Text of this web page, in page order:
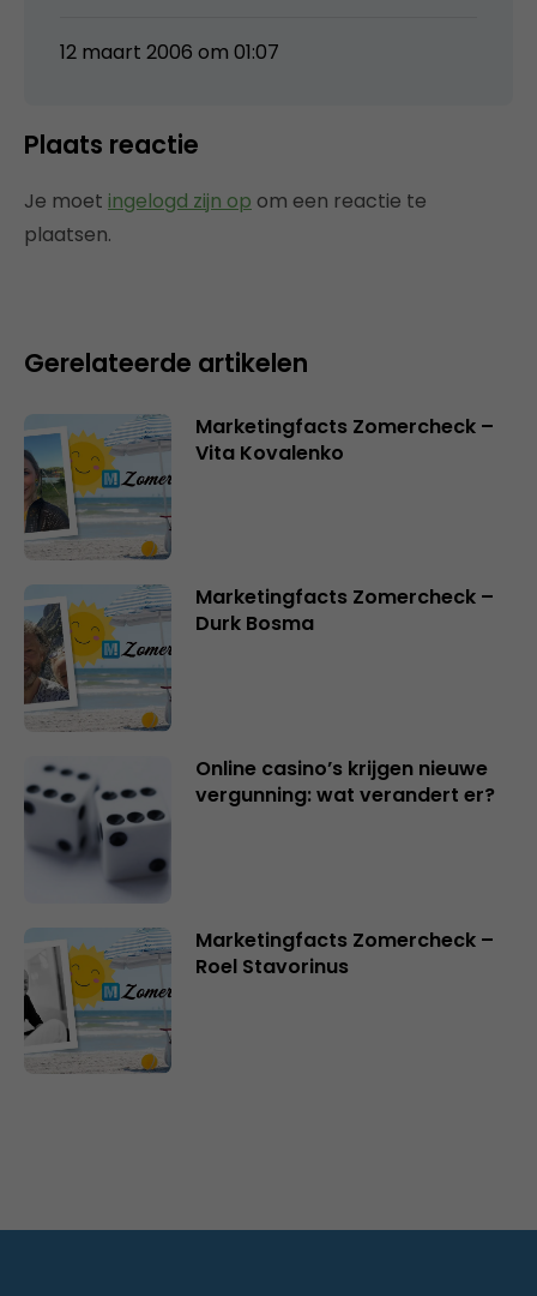
12 maart 2006 om 01:07
Plaats reactie
Je moet ingelogd zijn op om een reactie te
plaatsen.
Gerelateerde artikelen
Marketingfacts Zomercheck –
Vita Kovalenko
Marketingfacts Zomercheck –
Durk Bosma
Online casino’s krijgen nieuwe
vergunning: wat verandert er?
Marketingfacts Zomercheck –
Roel Stavorinus